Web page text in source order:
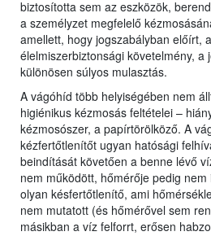
biztosította sem az eszközök,
a személyzet megfelelő
amellett, hogy jogszabályban előírt,
élelmiszerbiztonsági követelmény, a
különösen súlyos mulasztás.
A vágóhíd több helyiségében nem
higiénikus kézmosás feltételei –
kézmosószer, a papírtörölköző. A
kézfertőtlenítőt ugyan hatósági
beindítását követően a benne lévő
nem működött, hőmérője pedig
olyan késfertőtlenítő, ami
nem mutatott (és hőmérővel sem
másikban a víz felforrt, erősen